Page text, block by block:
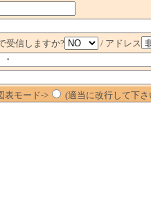
受信しますか?
/ アドレス
モード-> (適当に改行して下